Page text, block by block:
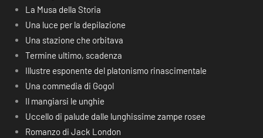
La Musa della Storia
Una luce per la depilazione
Una stazione che orbitava
Termine ultimo, scadenza
Illustre esponente del platonismo rinascimentale
Una commedia di Gogol
Il mangiarsi le unghie
Uccello di palude dalle lunghissime zampe rosee
Romanzo di Jack London